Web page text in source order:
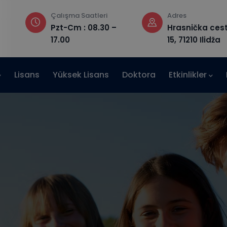
Adres
Hrasnička cesta
15, 71210 Ilidža
E-posta
Lisans Yüksek Lisans Doktora Etkinlikler